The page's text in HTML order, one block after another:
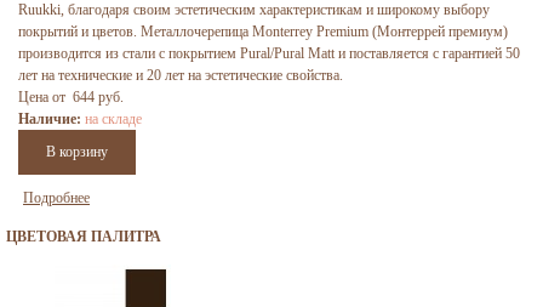
Ruukki, благодаря своим эстетическим характеристикам и широкому выбору
покрытий и цветов. Металлочерепица Monterrey Premium (Монтеррей премиум)
производится из стали с покрытием Pural/Pural Matt и поставляется с гарантией 50
лет на технические и 20 лет на эстетические свойства.
Цена от 644 руб.
Наличие: на складе
Подробнее
ЦВЕТОВАЯ ПАЛИТРА